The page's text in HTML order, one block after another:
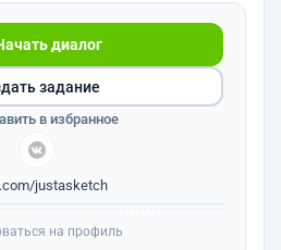
диалог
justasketch
задание
в избранное
на профиль